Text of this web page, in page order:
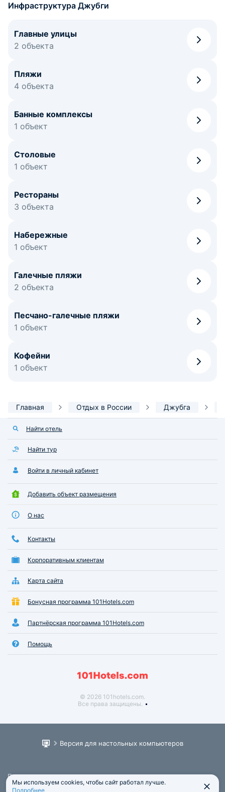
Инфраструктура Джубги
Главные улицы
2 объекта
Пляжи
4 объекта
Банные комплексы
1 объект
Столовые
1 объект
Рестораны
3 объекта
Набережные
1 объект
Галечные пляжи
2 объекта
Песчано-галечные пляжи
1 объект
Кофейни
1 объект
Главная Отдых в России Джубга
Найти отель
Найти тур
Войти в личный кабинет
Добавить объект размещения
О нас
Контакты
Корпоративным клиентам
Карта сайта
Бонусная программа 101Hotels.com
Партнёрская программа 101Hotels.com
Помощь
© 2026 101hotels.com.
Все права защищены.
Версия для настольных компьютеров
Пользовательское соглашение
Юридическая информация
Мы используем cookies, чтобы сайт работал лучше.
Подробнее